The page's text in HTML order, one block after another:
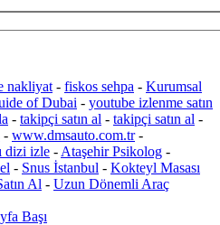
nakliyat - fiskos sehpa - Kurumsal
of Dubai - youtube izlenme satın
- takipçi satın al - takipçi satın al -
- www.dmsauto.com.tr-
dizi izle - Ataşehir Psikolog -
- Snus İstanbul - Kokteyl Masası
Al - Uzun Dönemli Araç
Başı